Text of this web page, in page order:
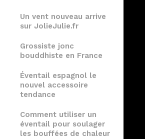
Un vent nouveau arrive
sur JolieJulie.fr
Grossiste jonc
bouddhiste en France
Éventail espagnol le
nouvel accessoire
tendance
Comment utiliser un
éventail pour soulager
les bouffées de chaleur